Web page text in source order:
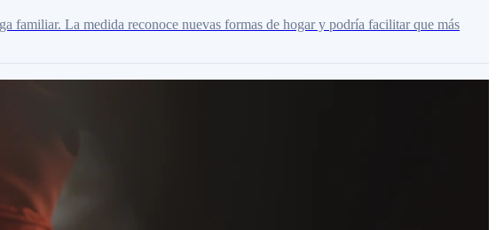
familiar. La medida reconoce nuevas formas de hogar y podría facilitar que más